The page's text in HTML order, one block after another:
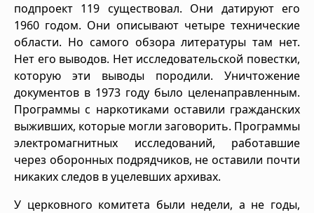
подпроект 119 существовал. Они датируют его
1960 годом. Они описывают четыре технические
области. Но самого обзора литературы там нет.
Нет его выводов. Нет исследовательской повестки,
которую эти выводы породили. Уничтожение
документов в 1973 году было целенаправленным.
Программы с наркотиками оставили гражданских
выживших, которые могли заговорить. Программы
электромагнитных исследований, работавшие
через оборонных подрядчиков, не оставили почти
никаких следов в уцелевших архивах.
У церковного комитета были недели, а не годы,